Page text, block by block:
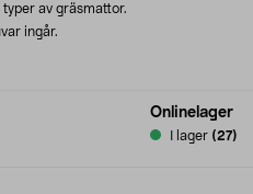
Onlinelager
I lager (27)
av gräsmattor.
ingår.